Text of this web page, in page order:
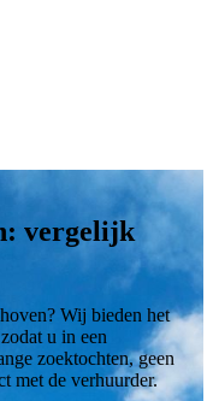
vergelijk
Wij bieden het
u in een
zoektochten, geen
met de verhuurder.